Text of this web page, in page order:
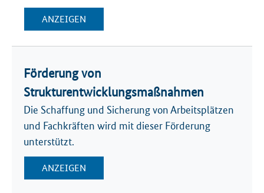
ANZEIGEN
Förderung von
Strukturentwicklungsmaßnahmen
Die Schaffung und Sicherung von Arbeitsplätzen
und Fachkräften wird mit dieser Förderung
unterstützt.
ANZEIGEN